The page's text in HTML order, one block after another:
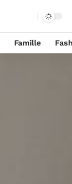
Famille